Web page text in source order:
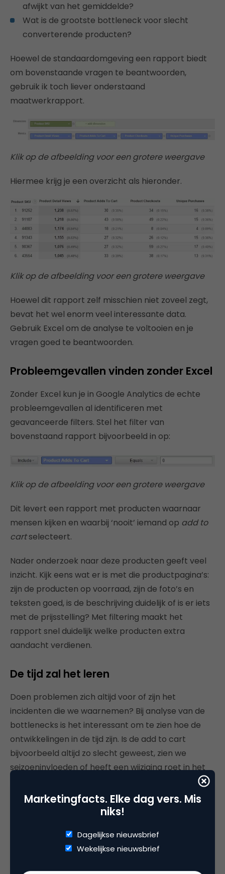
afwijkt van het gemiddelde?
Wat is de grootste bottleneck voor slecht
converterende producten?
Hoewel de standaardomgeving een rapport biedt
om bovenstaande vragen te beantwoorden,
gebruik ik toch liever onderstaand
maatwerkrapport.
Klik op de afbeelding voor een grotere weergave
Hiermee krijg je een overzicht als hieronder.
Klik op de afbeelding voor een grotere weergave
Hoewel dit rapport zelf misschien niet zoveel zegt,
bevat het wel enorm veel interessante data.
Gebruik Excel om de analyse te voltooien en je
vragen goed te beantwoorden.
Probleemgevallen vinden zonder Excel
Zonder Excel kun je in Google Analytics de echte
probleemgevallen al identificeren met
geavanceerde filters. Stel het filter van
bovenstaand rapport bijvoorbeeld in op:
Klik op de afbeelding voor een grotere weergave
Dit levert een rapport met producten waarnaar
mensen kijken en waarbij ‘nooit’ iemand op add to
cartselecteert.
Nader onderzoek naar deze producten geeft veel
inzicht. Kijk eens wat er is met die productpagina’s:
zijn de producten op voorraad, zijn de foto’s en
teksten goed, is de beschrijving duidelijk of is er iets
met de prijsstelling? Met filtering maakt het
rapport snel duidelijk welke producten extra
aandacht verdienen.
De tijd zal het leren
Doen problemen zich altijd voor of zijn het
incidenten die we waarnemen? Bij analyse van de
bottlenecks is het interessant om te zien hoe de
ontwikkelingen in de tijd zijn. Is de add to cart
bijvoorbeeld altijd zo slecht geweest, zien we
seizoeninvloeden of heeft een wijziging roet in het
Marketingfacts. Elke dag vers. Mis
niks!
Dagelijkse nieuwsbrief
Wekelijkse nieuwsbrief